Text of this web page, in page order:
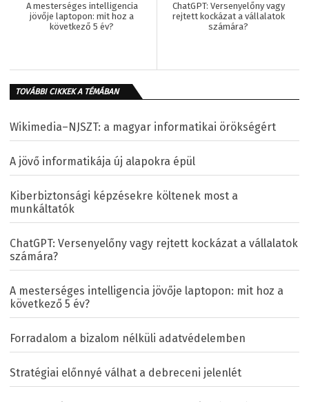
A mesterséges intelligencia
jövője laptopon: mit hoz a
következő 5 év?
ChatGPT: Versenyelőny vagy
rejtett kockázat a vállalatok
számára?
TOVÁBBI CIKKEK A TÉMÁBAN
Wikimedia–NJSZT: a magyar informatikai örökségért
A jövő informatikája új alapokra épül
Kiberbiztonsági képzésekre költenek most a
munkáltatók
ChatGPT: Versenyelőny vagy rejtett kockázat a vállalatok
számára?
A mesterséges intelligencia jövője laptopon: mit hoz a
következő 5 év?
Forradalom a bizalom nélküli adatvédelemben
Stratégiai előnnyé válhat a debreceni jelenlét